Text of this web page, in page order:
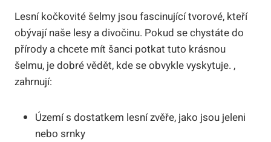
Lesní kočkovité šelmy jsou fascinující tvorové, kteří
obývají naše lesy a divočinu. Pokud se chystáte do
přírody a chcete mít šanci potkat tuto krásnou
šelmu, je dobré vědět, kde se obvykle vyskytuje. ,
zahrnují:
Území s dostatkem lesní zvěře, jako jsou jeleni
nebo srnky